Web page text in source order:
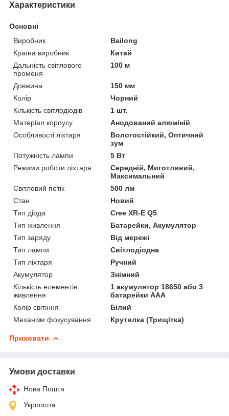
Характеристики
Основні
Виробник
Bailong
Країна виробник
Китай
Дальність світлового
променя
100 м
Довжина
150 мм
Колір
Чорний
Кількість світлодіодів
1 шт.
Матеріал корпусу
Анодований алюміній
Особливості ліхтаря
Вологостійкий, Оптичний
зум
Потужність лампи
5 Вт
Режими роботи ліхтаря
Середній, Миготливий,
Максимальний
Світловий потік
500 лм
Стан
Новий
Тип діода
Cree XR-E Q5
Тип живлення
Батарейки, Акумулятор
Тип заряду
Від мережі
Тип лампи
Світлодіодна
Тип ліхтаря
Ручний
Акумулятор
Знімний
Кількість елементів
живлення
1 акумулятор 18650 або 3
батарейки AAA
Колір світіння
Білий
Механізм фокусування
Крутилка (Трищітка)
Приховати
Умови доставки
Нова Пошта
Укрпошта